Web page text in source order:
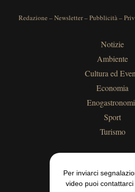
Redazione –Newsletter–Pubblicità–
Notizie
Ambiente
Cultura ed
Economia
Sport
Turismo
Per inviarci
video puoi